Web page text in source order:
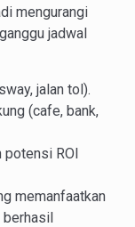
mengurangi
jadwal
jalan tol).
(cafe, bank,
potensi ROI
memanfaatkan
berhasil